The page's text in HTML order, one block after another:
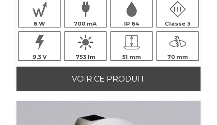
6 700 IP 64 Classe 3
9,3 753 51 70
VOIR CE PRODUIT